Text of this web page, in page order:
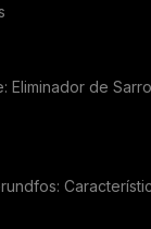
Eliminador de